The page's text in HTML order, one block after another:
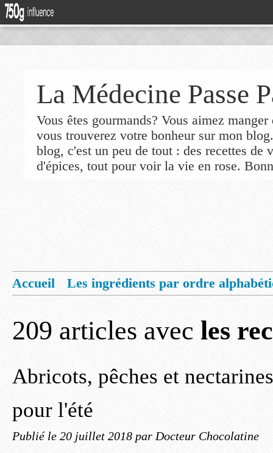
La Médecine Passe
Vous êtes gourmands? Vous aimez
vous trouverez votre bonheur sur mon
blog, c'est un peu de tout : des recettes de
d'épices, tout pour voir la vie en rose.
Accueil
Les ingrédients par ordre
209 articles avec les
Abricots, pêches et
pour l'été
Publié le 20 juillet 2018 par Docteur Chocolatine